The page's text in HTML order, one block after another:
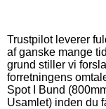
Trustpilot leverer
af ganske mange
grund stiller vi
forretningens
Spot I Bund
Usamlet) inden du